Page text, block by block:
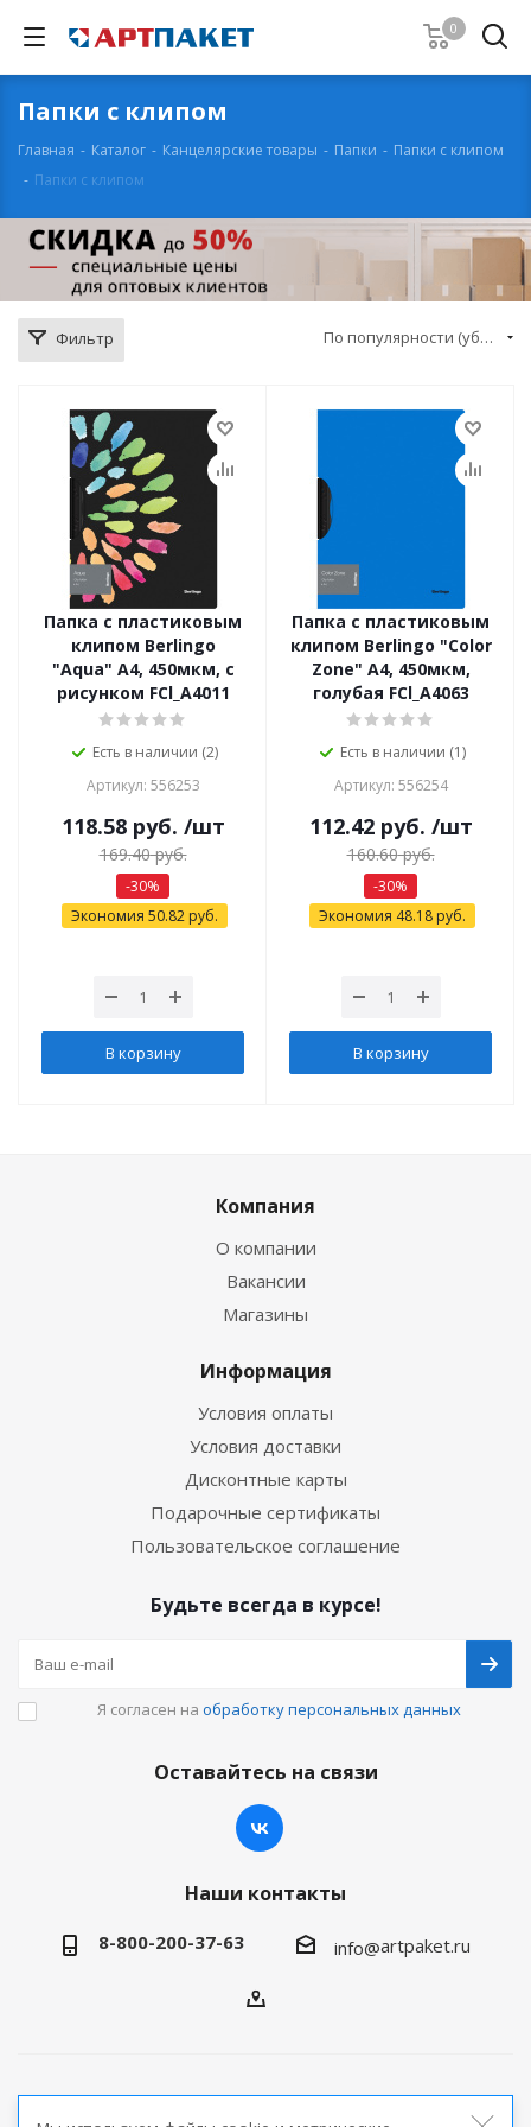
0
Папки с клипом
Главная - Каталог - Канцелярские товары - Папки - Папки с клипом
- Папки с клипом
Фильтр По популярности (убывание)
Папка с пластиковым
клипом Berlingo
"Aqua" А4, 450мкм, с
рисунком FCl_A4011
Есть в наличии (2)
Артикул: 556253
118.58руб. /шт
169.40руб.
-30%
Экономия 50.82 руб.
В корзину
Папка с пластиковым
клипом Berlingo "Color
Zone" А4, 450мкм,
голубая FCl_A4063
Есть в наличии (1)
Артикул: 556254
112.42руб. /шт
160.60руб.
-30%
Экономия 48.18 руб.
В корзину
Компания
О компании
Вакансии
Магазины
Информация
Условия оплаты
Условия доставки
Дисконтные карты
Подарочные сертификаты
Пользовательское соглашение
Будьте всегда в курсе!
Я согласен на обработку персональных данных
Оставайтесь на связи
Наши контакты
8-800-200-37-63 info@artpaket.ru